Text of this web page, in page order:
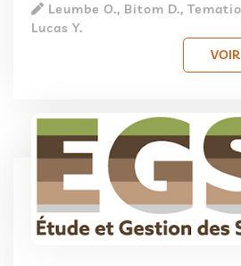
Leumbe O., Bitom D.,
Lucas Y.